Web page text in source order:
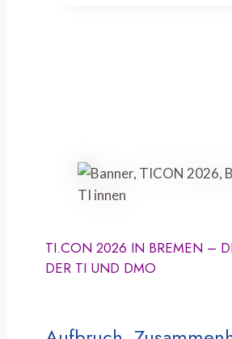
TI.CON 2026 IN BREMEN –
DER TI UND DMO